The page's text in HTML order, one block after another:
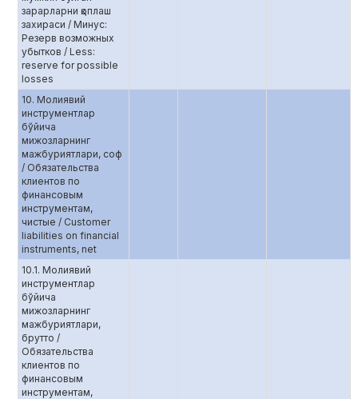
зарарларни қоплаш
захираси / Минус:
Резерв возможных
убытков / Less:
reserve for possible
losses
10. Молиявий
инструментлар
бўйича
мижозларнинг
мажбуриятлари, соф
/ Обязательства
клиентов по
финансовым
инструментам,
чистые / Customer
liabilities on financial
instruments, net
10.1. Молиявий
инструментлар
бўйича
мижозларнинг
мажбуриятлари,
брутто /
Обязательства
клиентов по
финансовым
инструментам,